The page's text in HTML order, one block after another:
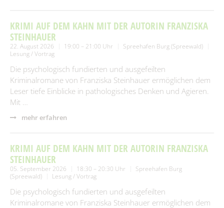
KRIMI AUF DEM KAHN MIT DER AUTORIN FRANZISKA
STEINHAUER
22. August 2026 19:00 – 21:00 Uhr
Spreehafen Burg (Spreewald)
Lesung / Vortrag
Die psychologisch fundierten und ausgefeilten
Kriminalromane von Franziska Steinhauer ermöglichen dem
Leser tiefe Einblicke in pathologisches Denken und Agieren.
Mit …
mehr erfahren
KRIMI AUF DEM KAHN MIT DER AUTORIN FRANZISKA
STEINHAUER
05. September 2026 18:30 – 20:30 Uhr
Spreehafen Burg
(Spreewald)
Lesung / Vortrag
Die psychologisch fundierten und ausgefeilten
Kriminalromane von Franziska Steinhauer ermöglichen dem